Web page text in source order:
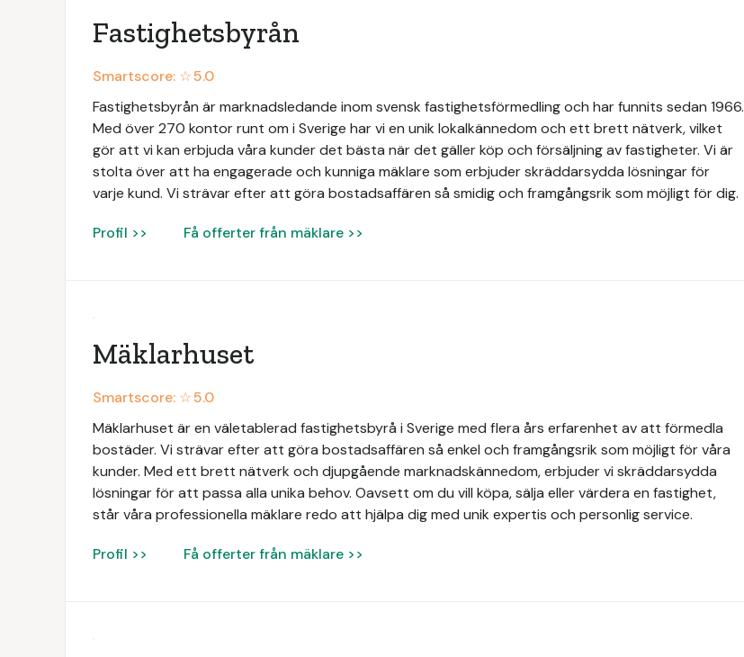
Fastighetsbyrån
Smartscore: ☆5.0
Fastighetsbyrån är marknadsledande inom svensk fastighetsförmedling och har funnits sedan 1966.
Med över 270 kontor runt om i Sverige har vi en unik lokalkännedom och ett brett nätverk, vilket
gör att vi kan erbjuda våra kunder det bästa när det gäller köp och försäljning av fastigheter. Vi är
stolta över att ha engagerade och kunniga mäklare som erbjuder skräddarsydda lösningar för
varje kund. Vi strävar efter att göra bostadsaffären så smidig och framgångsrik som möjligt för dig.
Profil >> Få offerter från mäklare >>
Mäklarhuset
Smartscore: ☆5.0
Mäklarhuset är en väletablerad fastighetsbyrå i Sverige med flera års erfarenhet av att förmedla
bostäder. Vi strävar efter att göra bostadsaffären så enkel och framgångsrik som möjligt för våra
kunder. Med ett brett nätverk och djupgående marknadskännedom, erbjuder vi skräddarsydda
lösningar för att passa alla unika behov. Oavsett om du vill köpa, sälja eller värdera en fastighet,
står våra professionella mäklare redo att hjälpa dig med unik expertis och personlig service.
Profil >> Få offerter från mäklare >>